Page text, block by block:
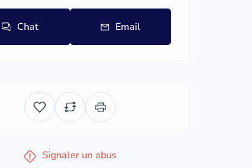
Chat Email
Signaler un abus